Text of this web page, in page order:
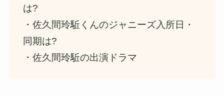
は?
・佐久間玲駈くんのジャニーズ入所日・
同期は?
・佐久間玲駈の出演ドラマ